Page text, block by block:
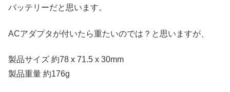
バッテリーだと思います。
ACアダプタが付いたら重たいのでは？と思いますが、
製品サイズ 約78 x 71.5 x 30mm
製品重量 約176g